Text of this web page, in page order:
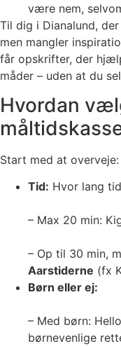
være nem,
Til dig i Dianalund,
men mangler
får opskrifter, der
måder – uden at du
Hvordan
Start med at overveje:
Tid: Hvor lang
– Max 20 min:
– Op til 30 min,
Aarstiderne (fx
Børn eller ej:
– Med børn:
børnevenlige